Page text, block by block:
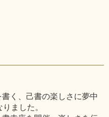
く、己書の楽しさに夢中
ました。